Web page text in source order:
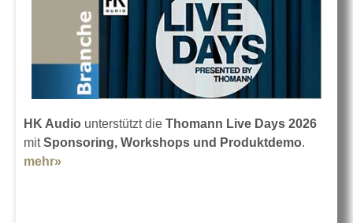
HK Audio unterstützt die Thomann Live Days 2026
mitSponsoring, Workshops und Produktdemo.
mehr»